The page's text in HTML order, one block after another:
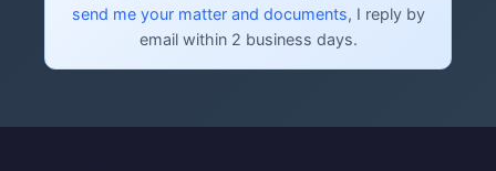
send me your matter and documents, I reply by
email within 2 business days.